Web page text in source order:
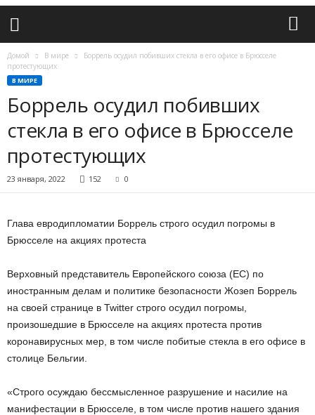
ж
Домой В мире
Боррель осудил побивших стекла в его офисе в Брюсселе
протестующих
В МИРЕ
Боррель осудил побивших
стекла в его офисе в Брюсселе
протестующих
23 января, 2022 152 0
Глава евродипломатии Боррель строго осудил погромы в
Брюсселе на акциях протеста
Верховный представитель Европейского союза (ЕС) по
иностранным делам и политике безопасности Жозеп Боррель
на своей странице в Twitter строго осудил погромы,
произошедшие в Брюсселе на акциях протеста против
коронавирусных мер, в том числе побитые стекла в его офисе в
столице Бельгии.
«Строго осуждаю бессмысленное разрушение и насилие на
манифестации в Брюсселе, в том числе против нашего здания